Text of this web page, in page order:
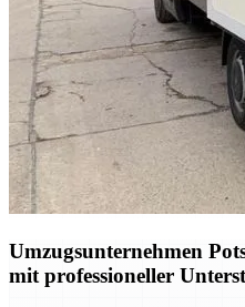
Umzugsunternehmen
mit professioneller